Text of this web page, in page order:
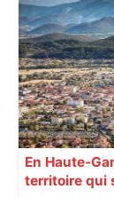
En Haute-
territoire qui